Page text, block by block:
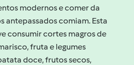
modernos e comer da
antepassados comiam. Esta
consumir cortes magros de
fruta e legumes
doce, frutos secos,